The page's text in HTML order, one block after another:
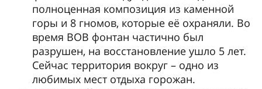
полноценная композиция из каменной
горы и 8 гномов, которые её охраняли. Во
время ВОВ фонтан частично был
разрушен, на восстановление ушло 5 лет.
Сейчас территория вокруг – одно из
любимых мест отдыха горожан.